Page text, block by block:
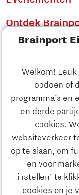
Brainport
Welkom!
opdoen of
programma’s en
en derde
cookies.
websiteverkeer
op te slaan, om
en voor
instellen’ te
cookies en je
Ontdek
Innovatie
Ontdek
Innovatie
Ondernemen
Onderwijs
Strategie &
Zoeken
Contact